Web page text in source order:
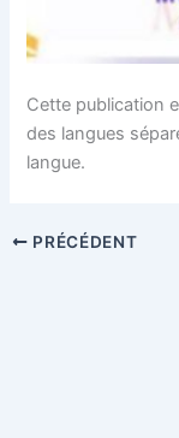
Cette publication
des langues
langue.
PRÉCÉDENT